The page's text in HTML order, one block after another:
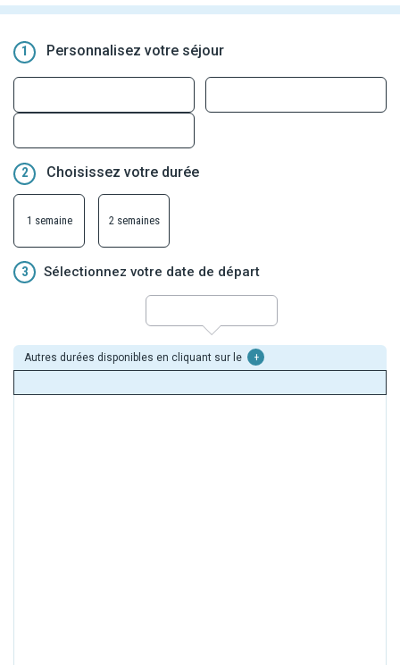
1 Personnalisez votre séjour
2 Choisissez votre durée
1 semaine 2 semaines
3 Sélectionnez votre date de départ
Autres durées disponibles en cliquant sur le +